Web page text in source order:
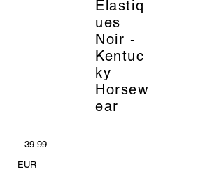
Élastiq
ues
Noir -
Kentuc
ky
Horsew
ear
39.99
EUR